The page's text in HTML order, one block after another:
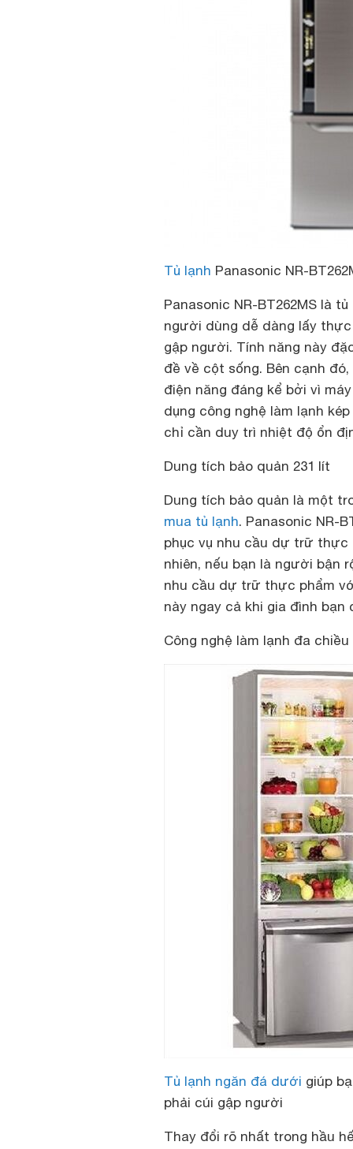
Tủ lạnh Panasonic NR-
Panasonic NR-BT262MS là tủ
người dùng dễ dàng lấy
gập người. Tính năng này
đề về cột sống. Bên cạnh
điện năng đáng kể bởi vì
dụng công nghệ làm lạnh
chỉ cần duy trì nhiệt độ ổn
Dung tích bảo quản 231 lít
Dung tích bảo quản là một
mua tủ lạnh. Panasonic NR-
phục vụ nhu cầu dự trữ thực
nhiên, nếu bạn là người bận
nhu cầu dự trữ thực phẩm
này ngay cả khi gia đình bạn
Công nghệ làm lạnh đa chiều
Tủ lạnh ngăn đá dưới giúp
phải cúi gập người
Thay đổi rõ nhất trong hầu